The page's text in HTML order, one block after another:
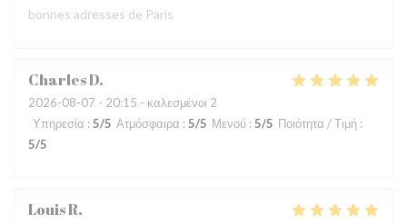
bonnes adresses de Paris
CharlesD
2026-08-07 - 20:15 - καλεσμένοι 2
Υπηρεσία : 5/5 Ατμόσφαιρα : 5/5 Μενού : 5/5 Ποιότητα / Τιμή :
5/5
LouisR